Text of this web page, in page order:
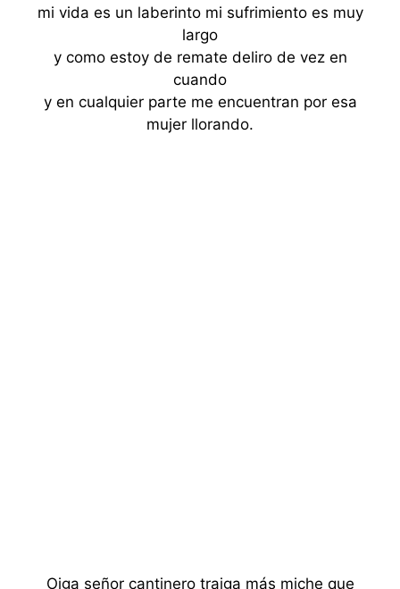
mi vida es un laberinto mi sufrimiento es muy
largo
y como estoy de remate deliro de vez en
cuando
y en cualquier parte me encuentran por esa
mujer llorando.
Oiga señor cantinero traiga más miche que